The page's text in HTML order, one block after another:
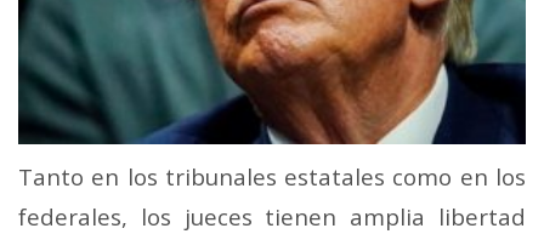
Tanto en los tribunales estatales como en los
federales, los jueces tienen amplia libertad